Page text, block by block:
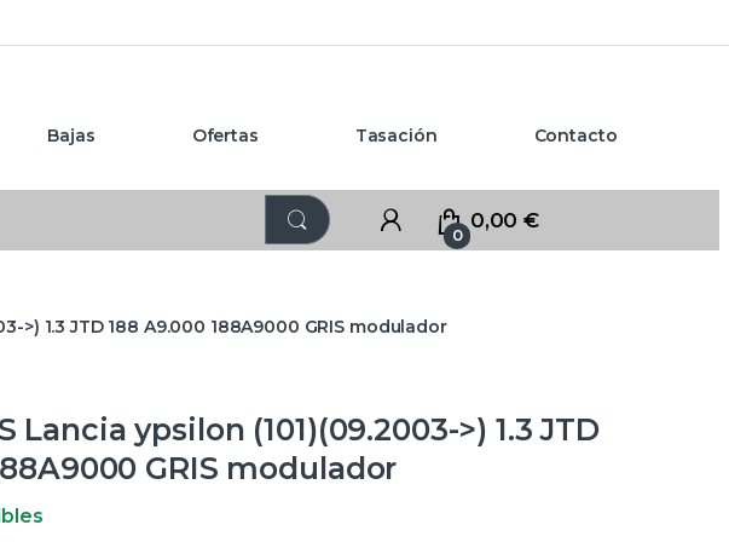
Bajas Ofertas Tasación Contacto
0
0,00€
>) 1.3 JTD 188 A9.000 188A9000 GRIS modulador
Lancia ypsilon (101)(09.2003->) 1.3 JTD
GRIS modulador